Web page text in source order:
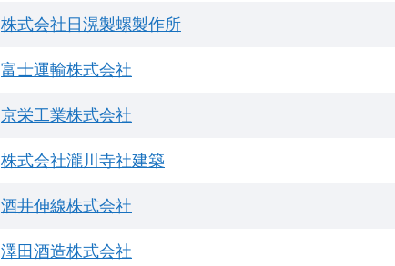
株式会社日滉製螺製作所
富士運輸株式会社
京栄工業株式会社
株式会社瀧川寺社建築
酒井伸線株式会社
澤田酒造株式会社